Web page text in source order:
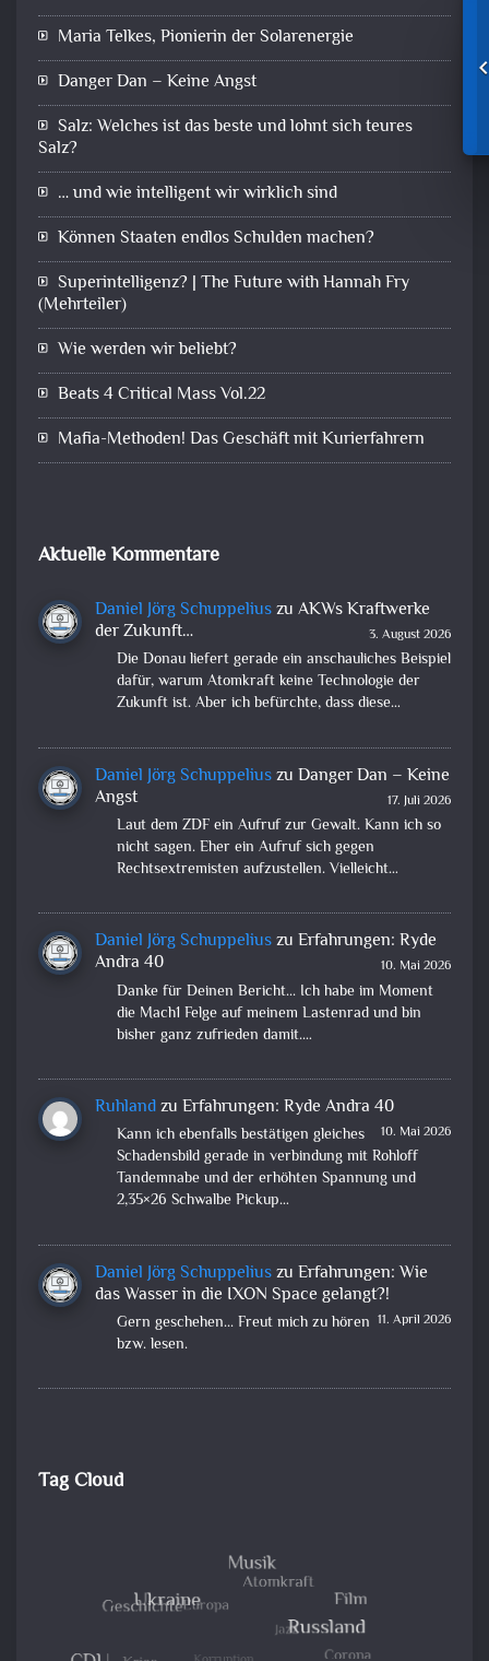
Maria Telkes, Pionierin der Solarenergie
Danger Dan – Keine Angst
Salz: Welches ist das beste und lohnt sich teures
Salz?
… und wie intelligent wir wirklich sind
Können Staaten endlos Schulden machen?
Superintelligenz? | The Future with Hannah Fry
(Mehrteiler)
Wie werden wir beliebt?
Beats 4 Critical Mass Vol.22
Mafia-Methoden! Das Geschäft mit Kurierfahrern
Aktuelle Kommentare
Daniel Jörg Schuppeliuszu AKWs Kraftwerke
der Zukunft…
3. August 2026
Die Donau liefert gerade ein anschauliches Beispiel
dafür, warum Atomkraft keine Technologie der
Zukunft ist. Aber ich befürchte, dass diese…
Daniel Jörg Schuppeliuszu Danger Dan – Keine
Angst
17. Juli 2026
Laut dem ZDF ein Aufruf zur Gewalt. Kann ich so
nicht sagen. Eher ein Aufruf sich gegen
Rechtsextremisten aufzustellen. Vielleicht…
Daniel Jörg Schuppeliuszu Erfahrungen: Ryde
Andra 40
10. Mai 2026
Danke für Deinen Bericht... Ich habe im Moment
die Mach1 Felge auf meinem Lastenrad und bin
bisher ganz zufrieden damit.…
Ruhlandzu Erfahrungen: Ryde Andra 40
10. Mai 2026
Kann ich ebenfalls bestätigen gleiches
Schadensbild gerade in verbindung mit Rohloff
Tandemnabe und der erhöhten Spannung und
2,35×26 Schwalbe Pickup…
Daniel Jörg Schuppeliuszu Erfahrungen: Wie
das Wasser in die IXON Space gelangt?!
11. April 2026
Gern geschehen... Freut mich zu hören
bzw. lesen.
Tag Cloud